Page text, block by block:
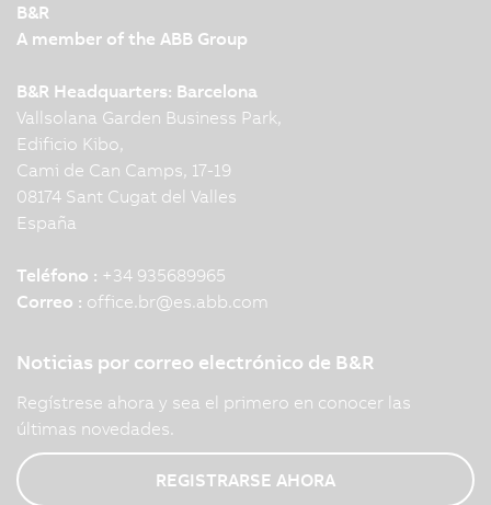
B&R
A member of the ABB Group
B&R Headquarters: Barcelona
Vallsolana Garden Business Park,
Edificio Kibo,
Cami de Can Camps, 17-19
08174 Sant Cugat del Valles
España
Teléfono : +34 935689965
Correo : office.br@es.abb.com
Noticias por correo electrónico de B&R
Regístrese ahora y sea el primero en conocer las
últimas novedades.
REGISTRARSE AHORA